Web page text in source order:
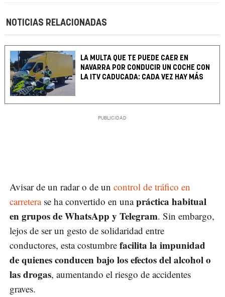
NOTICIAS RELACIONADAS
LA MULTA QUE TE PUEDE CAER EN
NAVARRA POR CONDUCIR UN COCHE CON
LA ITV CADUCADA: CADA VEZ HAY MÁS
Avisar de un radar o de un control de tráfico en
carreterase ha convertido en unapráctica habitual
en grupos de WhatsApp y Telegram. Sin embargo,
lejos de ser un gesto de solidaridad entre
conductores, esta costumbre facilita la impunidad
de quienes conducen bajo los efectos del alcohol o
las drogas, aumentando el riesgo de accidentes
graves.